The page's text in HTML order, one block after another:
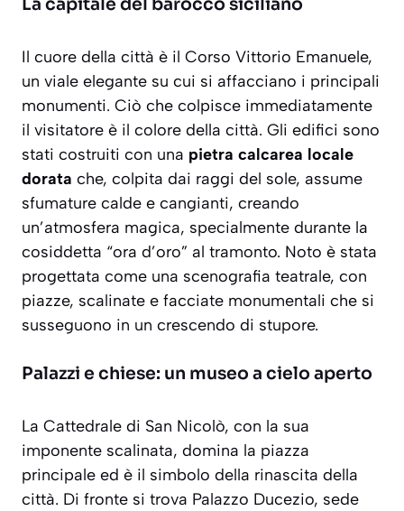
La capitale del barocco siciliano
Il cuore della città è il Corso Vittorio Emanuele,
un viale elegante su cui si affacciano i principali
monumenti. Ciò che colpisce immediatamente
il visitatore è il colore della città. Gli edifici sono
stati costruiti con una pietra calcarea locale
dorata che, colpita dai raggi del sole, assume
sfumature calde e cangianti, creando
un’atmosfera magica, specialmente durante la
cosiddetta “ora d’oro” al tramonto. Noto è stata
progettata come una scenografia teatrale, con
piazze, scalinate e facciate monumentali che si
susseguono in un crescendo di stupore.
Palazzi e chiese: un museo a cielo aperto
La Cattedrale di San Nicolò, con la sua
imponente scalinata, domina la piazza
principale ed è il simbolo della rinascita della
città. Di fronte si trova Palazzo Ducezio, sede